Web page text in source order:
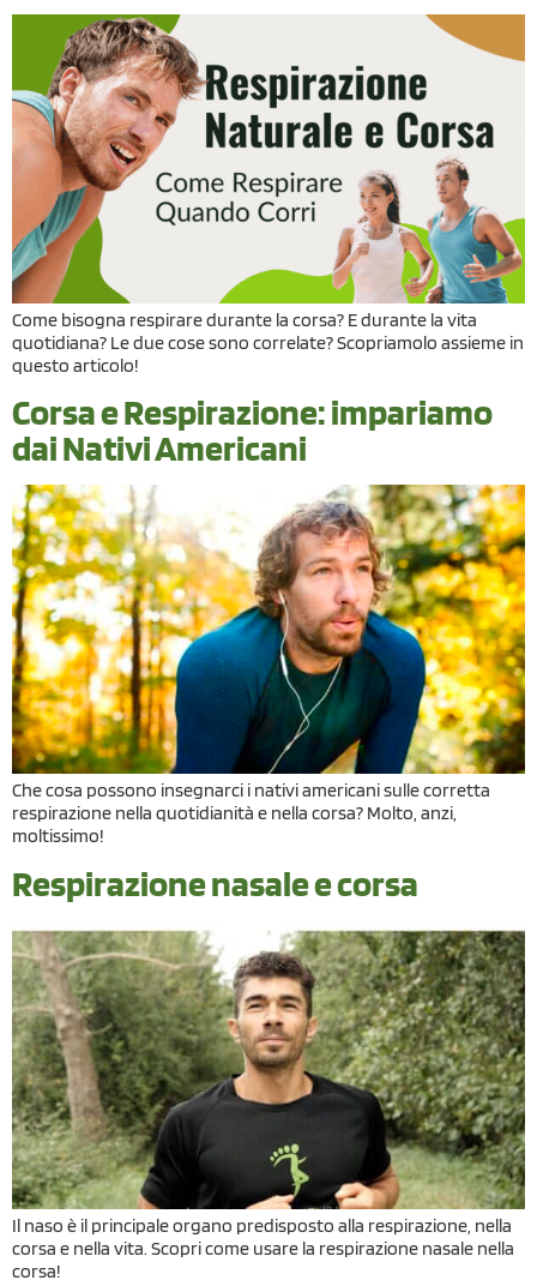
Come bisogna respirare durante la corsa? E durante la vita
quotidiana? Le due cose sono correlate? Scopriamolo assieme in
questo articolo!
Corsa e Respirazione: impariamo
dai Nativi Americani
Che cosa possono insegnarci i nativi americani sulle corretta
respirazione nella quotidianità e nella corsa? Molto, anzi,
moltissimo!
Respirazione nasale e corsa
Il naso è il principale organo predisposto alla respirazione, nella
corsa e nella vita. Scopri come usare la respirazione nasale nella
corsa!